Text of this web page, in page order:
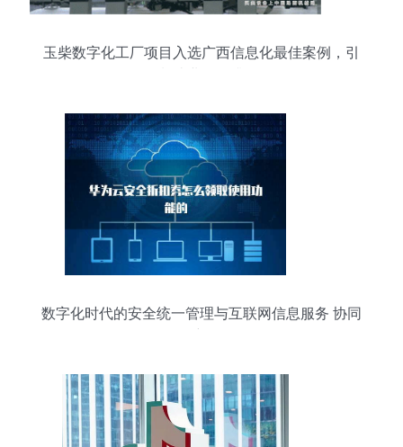
玉柴数字化工厂项目入选广西信息化最佳案例，引
数字化时代的安全统一管理与互联网信息服务 协同